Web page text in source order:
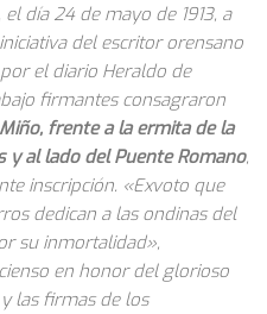
día 24 de mayo de 1913, a
del escritor orensano
el diario Heraldo de
firmantes consagraron
frente a la ermita de la
y al lado del Puente Romano,
inscripción. «Exvoto que
dedican a las ondinas del
su inmortalidad»,
en honor del glorioso
las firmas de los